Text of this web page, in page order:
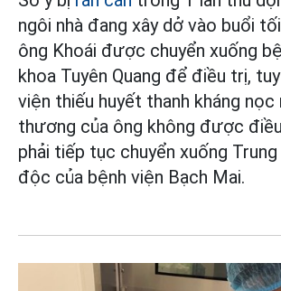
ngôi nhà đang xây dở vào buổi
ông Khoái được chuyển xuống
khoa Tuyên Quang để điều trị,
viện thiếu huyết thanh kháng nọc
thương của ông không được
phải tiếp tục chuyển xuống
độc của bệnh viện Bạch Mai.